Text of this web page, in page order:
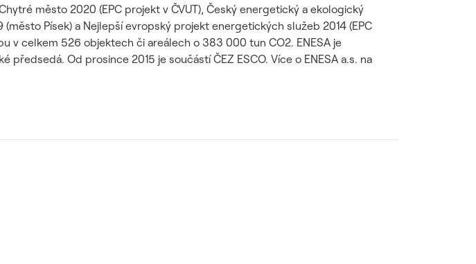
město 2020 (EPC projekt v ČVUT), Český energetický a ekologický
Písek) a Nejlepší evropský projekt energetických služeb 2014 (EPC
v celkem 526 objektech či areálech o 383 000 tun CO2. ENESA je
Od prosince 2015 je součástí ČEZ ESCO. Více o ENESA a.s. na